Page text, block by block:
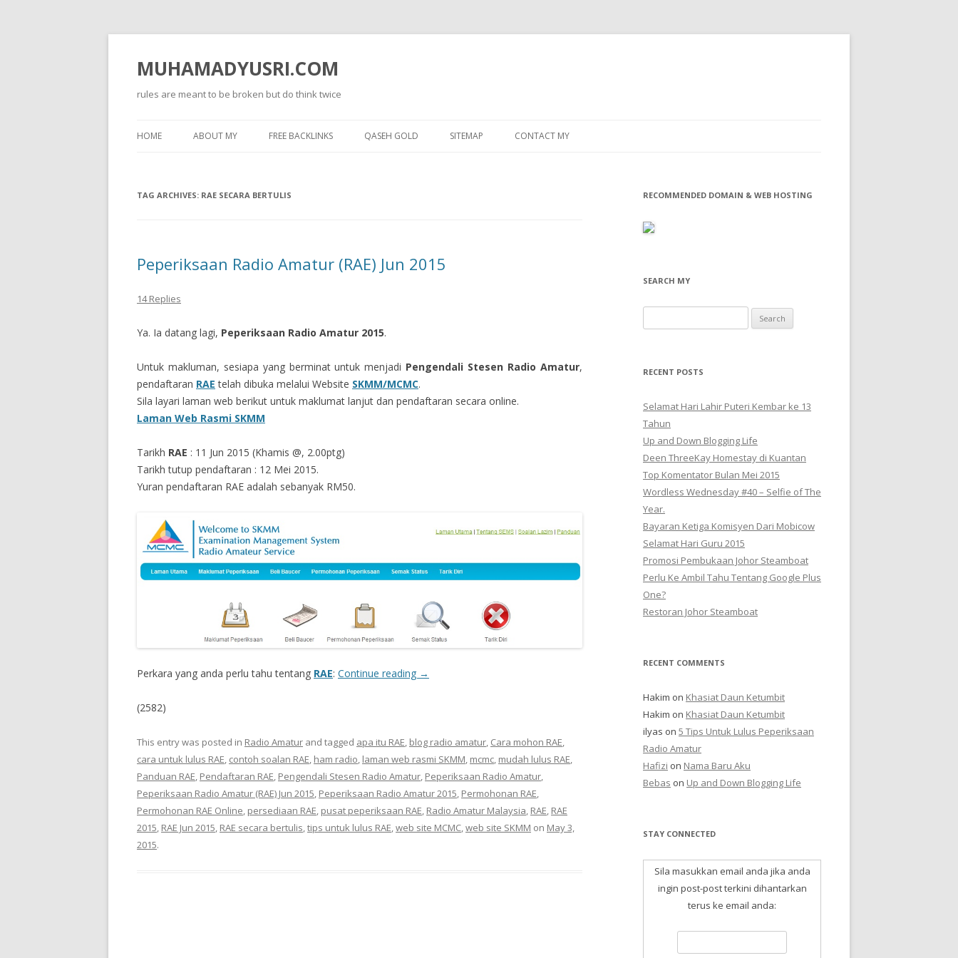
MUHAMADYUSRI.COM
rules are meant to be broken but do think twice
to
HOME ABOUT MY FREE BACKLINKS QASEH GOLD SITEMAP CONTACT MY
TAG ARCHIVES: RAE SECARA BERTULIS
Peperiksaan Radio Amatur (RAE) Jun 2015
14 Replies
Ya. Ia datang lagi, Peperiksaan Radio Amatur 2015.
Untuk makluman, sesiapa yang berminat untuk menjadi Pengendali Stesen Radio Amatur,
pendaftaran RAE telah dibuka melalui Website SKMM/MCMC.
Sila layari laman web berikut untuk maklumat lanjut dan pendaftaran secara online.
Laman Web Rasmi SKMM
Tarikh RAE : 11 Jun 2015 (Khamis @, 2.00ptg)
Tarikh tutup pendaftaran : 12 Mei 2015.
Yuran pendaftaran RAE adalah sebanyak RM50.
Perkara yang anda perlu tahu tentang RAE: Continue reading →
(2582)
This entry was posted in Radio Amatur and tagged apa itu RAE, blog radio amatur, Cara mohon RAE,
cara untuk lulus RAE, contoh soalan RAE, ham radio, laman web rasmi SKMM, mcmc, mudah lulus RAE,
Panduan RAE, Pendaftaran RAE, Pengendali Stesen Radio Amatur, Peperiksaan Radio Amatur,
Peperiksaan Radio Amatur (RAE) Jun 2015, Peperiksaan Radio Amatur 2015, Permohonan RAE,
Permohonan RAE Online, persediaan RAE, pusat peperiksaan RAE, Radio Amatur Malaysia, RAE, RAE
2015, RAE Jun 2015, RAE secara bertulis,tips untuk lulus RAE,web site MCMC,web site SKMM on May 3,
2015.
RECOMMENDED DOMAIN & WEB HOSTING
SEARCH MY
for:
RECENT POSTS
Selamat Hari Lahir Puteri Kembar ke 13
Tahun
Up and Down Blogging Life
Deen ThreeKay Homestay di Kuantan
Top Komentator Bulan Mei 2015
Wordless Wednesday #40 – Selfie of The
Year.
Bayaran Ketiga Komisyen Dari Mobicow
Selamat Hari Guru 2015
Promosi Pembukaan Johor ‎Steamboat
Perlu Ke Ambil Tahu Tentang Google Plus
One?
Restoran Johor Steamboat
RECENT COMMENTS
Hakim on Khasiat Daun Ketumbit
Hakim on Khasiat Daun Ketumbit
ilyas on 5 Tips Untuk Lulus Peperiksaan
Radio Amatur
Hafizi on Nama Baru Aku
Bebas on Up and Down Blogging Life
STAY CONNECTED
Sila masukkan email anda jika anda
ingin post-post terkini dihantarkan
terus ke email anda: